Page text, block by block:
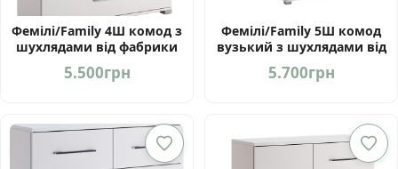
Фемілі/Family 4Ш комод з
шухлядами від фабрики
Миро Марк Україна
5.500грн
Фемілі/Family 5Ш комод
вузький з шухлядами від
фабрики Миро Марк
Україна
5.700грн